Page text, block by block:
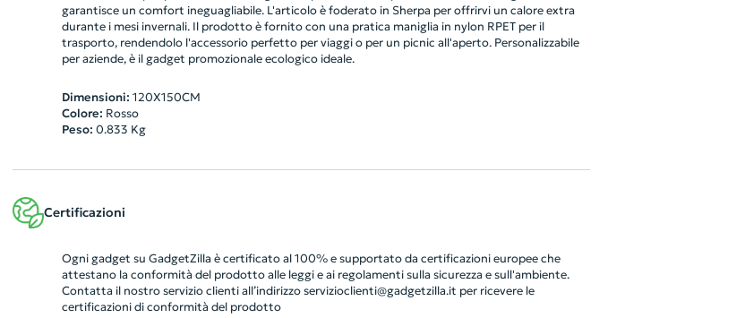
garantisce un comfort ineguagliabile. L'articolo è foderato in Sherpa per offrirvi un calore extra
durante i mesi invernali. Il prodotto è fornito con una pratica maniglia in nylon RPET per il
trasporto, rendendolo l'accessorio perfetto per viaggi o per un picnic all'aperto. Personalizzabile
per aziende, è il gadget promozionale ecologico ideale.
Dimensioni: 120X150CM
Colore: Rosso
Peso: 0.833 Kg
Certificazioni
Ogni gadget su GadgetZilla è certificato al 100% e supportato da certificazioni europee che
attestano la conformità del prodotto alle leggi e ai regolamenti sulla sicurezza e sull'ambiente.
Contatta il nostro servizio clienti all’indirizzo servizioclienti@gadgetzilla.it per ricevere le
certificazioni di conformità del prodotto